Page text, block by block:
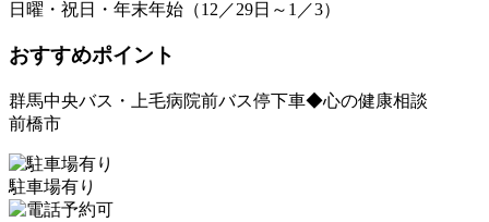
日曜・祝日・年末年始（12／29日～1／3）
おすすめポイント
群馬中央バス・上毛病院前バス停下車◆心の健康相談
前橋市
駐車場有り